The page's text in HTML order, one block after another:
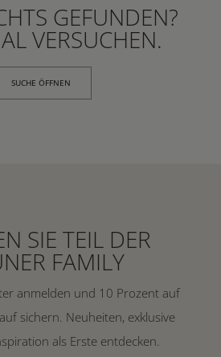
GEFUNDEN?
VERSUCHEN.
SUCHE ÖFFNEN
SIE TEIL DER
FAMILY
anmelden und 10 Prozent auf
sichern. Neuheiten, exklusive
als Erste entdecken.